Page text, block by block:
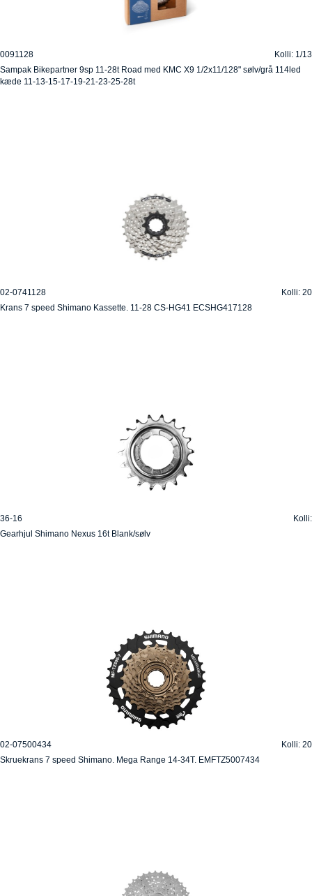
0091128
Kolli: 1/13
Sampak Bikepartner 9sp 11-28t Road med KMC X9 1/2x11/128" sølv/grå 114led
kæde 11-13-15-17-19-21-23-25-28t
02-0741128
Kolli: 20
Krans 7 speed Shimano Kassette. 11-28 CS-HG41 ECSHG417128
36-16
Kolli:
Gearhjul Shimano Nexus 16t Blank/sølv
02-07500434
Kolli: 20
Skruekrans 7 speed Shimano. Mega Range 14-34T. EMFTZ5007434